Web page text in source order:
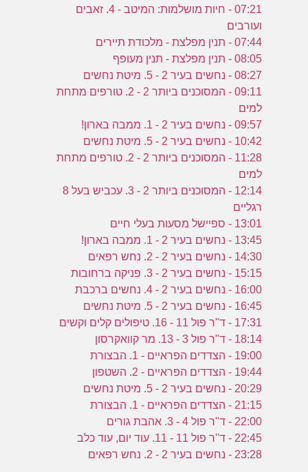
07:21 - חיות מושלמות: המיטב - 4. זאבים
ועורבים
07:44 - תנין מפלצת - מלכודת תיירים
08:05 - תנין מפלצת - תנין מעופף
08:27 - נחשים בעיר 2 - 5. מיטת נחשים
09:11 - המסוכנים ביותר 2 - 2. טורפים מתחת
למים
09:57 - נחשים בעיר 2 - 1. ממבה בארון!
10:42 - נחשים בעיר 2 - 5. מיטת נחשים
11:28 - המסוכנים ביותר 2 - 2. טורפים מתחת
למים
12:14 - המסוכנים ביותר 2 - 3. עכביש בעל 8
רגליים
13:01 - ספיישל מסעות בעלי חיים
13:45 - נחשים בעיר 2 - 1. ממבה בארון!
14:30 - נחשים בעיר 2 - 2. נחש רפאים
15:15 - נחשים בעיר 2 - 3. פניקה ברחובות
16:00 - נחשים בעיר 2 - 4. נחשים ברכבת
16:45 - נחשים בעיר 2 - 5. מיטת נחשים
17:31 - ד''ר פול 11 - 16. טיפולים קלים וקשים
18:14 - ד''ר פול 3 - 13. מר קוואקרסון
19:00 - הצדדים הפראיים - 1. הבצורת
19:44 - הצדדים הפראיים - 2. השטפון
20:29 - נחשים בעיר 2 - 5. מיטת נחשים
21:15 - הצדדים הפראיים - 1. הבצורת
22:00 - ד''ר פול 4 - 3. אהבת גורים
22:45 - ד''ר פול 11 - 11. עוד יום, עוד כלב
23:28 - נחשים בעיר 2 - 2. נחש רפאים